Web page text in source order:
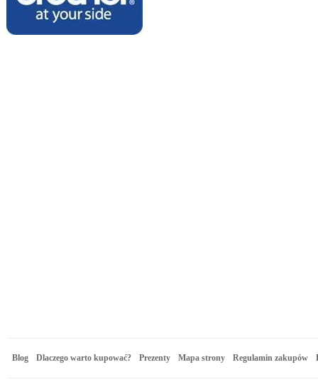
Blog Dlaczego warto kupować? Prezenty Mapa strony Regulamin zakupów